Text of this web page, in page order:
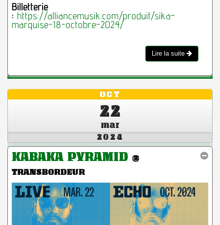
Billetterie
: https://alliancemusik.com/produit/sika-
marquise-18-octobre-2024/
Lire la suite
OCT
22
mar
2024
KABAKA PYRAMID @
TRANSBORDEUR